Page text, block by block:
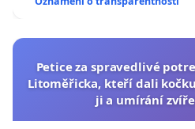
Petice za spravedlivé
Litoměřicka, kteří dali
ji a umírání